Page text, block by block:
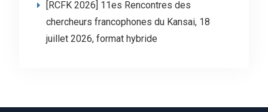
[RCFK 2026] 11es Rencontres des
chercheurs francophones du Kansai, 18
juillet 2026, format hybride